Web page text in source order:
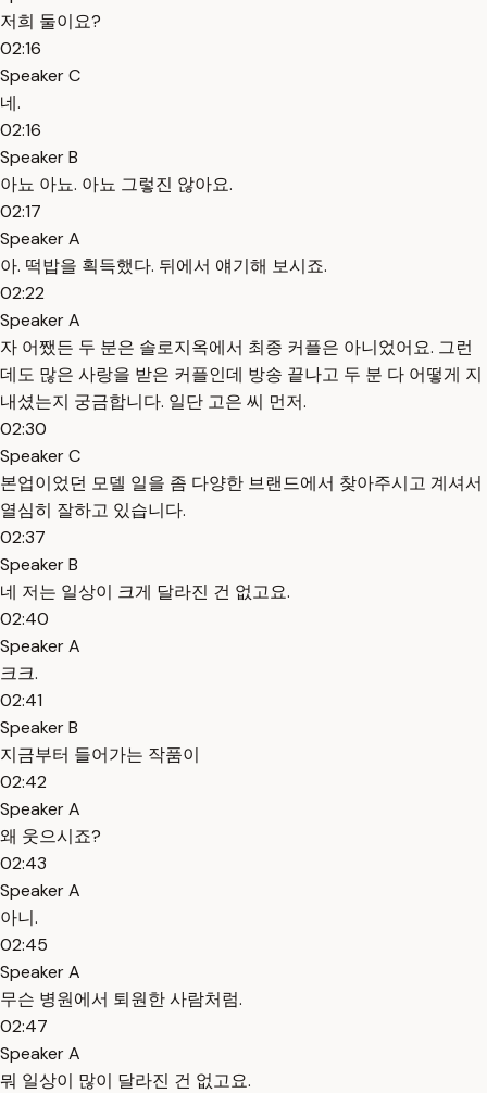
저희 둘이요?
02:16
Speaker C
네.
02:16
Speaker B
아뇨 아뇨. 아뇨 그렇진 않아요.
02:17
Speaker A
아. 떡밥을 획득했다. 뒤에서 얘기해 보시죠.
02:22
Speaker A
자 어쨌든 두 분은 솔로지옥에서 최종 커플은 아니었어요. 그런
데도 많은 사랑을 받은 커플인데 방송 끝나고 두 분 다 어떻게 지
내셨는지 궁금합니다. 일단 고은 씨 먼저.
02:30
Speaker C
본업이었던 모델 일을 좀 다양한 브랜드에서 찾아주시고 계셔서
열심히 잘하고 있습니다.
02:37
Speaker B
네 저는 일상이 크게 달라진 건 없고요.
02:40
Speaker A
크크.
02:41
Speaker B
지금부터 들어가는 작품이
02:42
Speaker A
왜 웃으시죠?
02:43
Speaker A
아니.
02:45
Speaker A
무슨 병원에서 퇴원한 사람처럼.
02:47
Speaker A
뭐 일상이 많이 달라진 건 없고요.